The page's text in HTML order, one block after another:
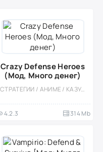
Crazy Defense Heroes
(Мод, Много денег)
СТРАТЕГИИ / АНИМЕ / КАЗУАЛЬНЫЕ / ОДНОПОЛЬЗОВАТЕЛЬСКИЕ / СТИЛИЗАЦИЯ / ФЭНТЕЗИ / МОД / ВСТРОЕННЫЙ КЕШ / ВИД СВЕРХУ
4.2.3 314 Mb